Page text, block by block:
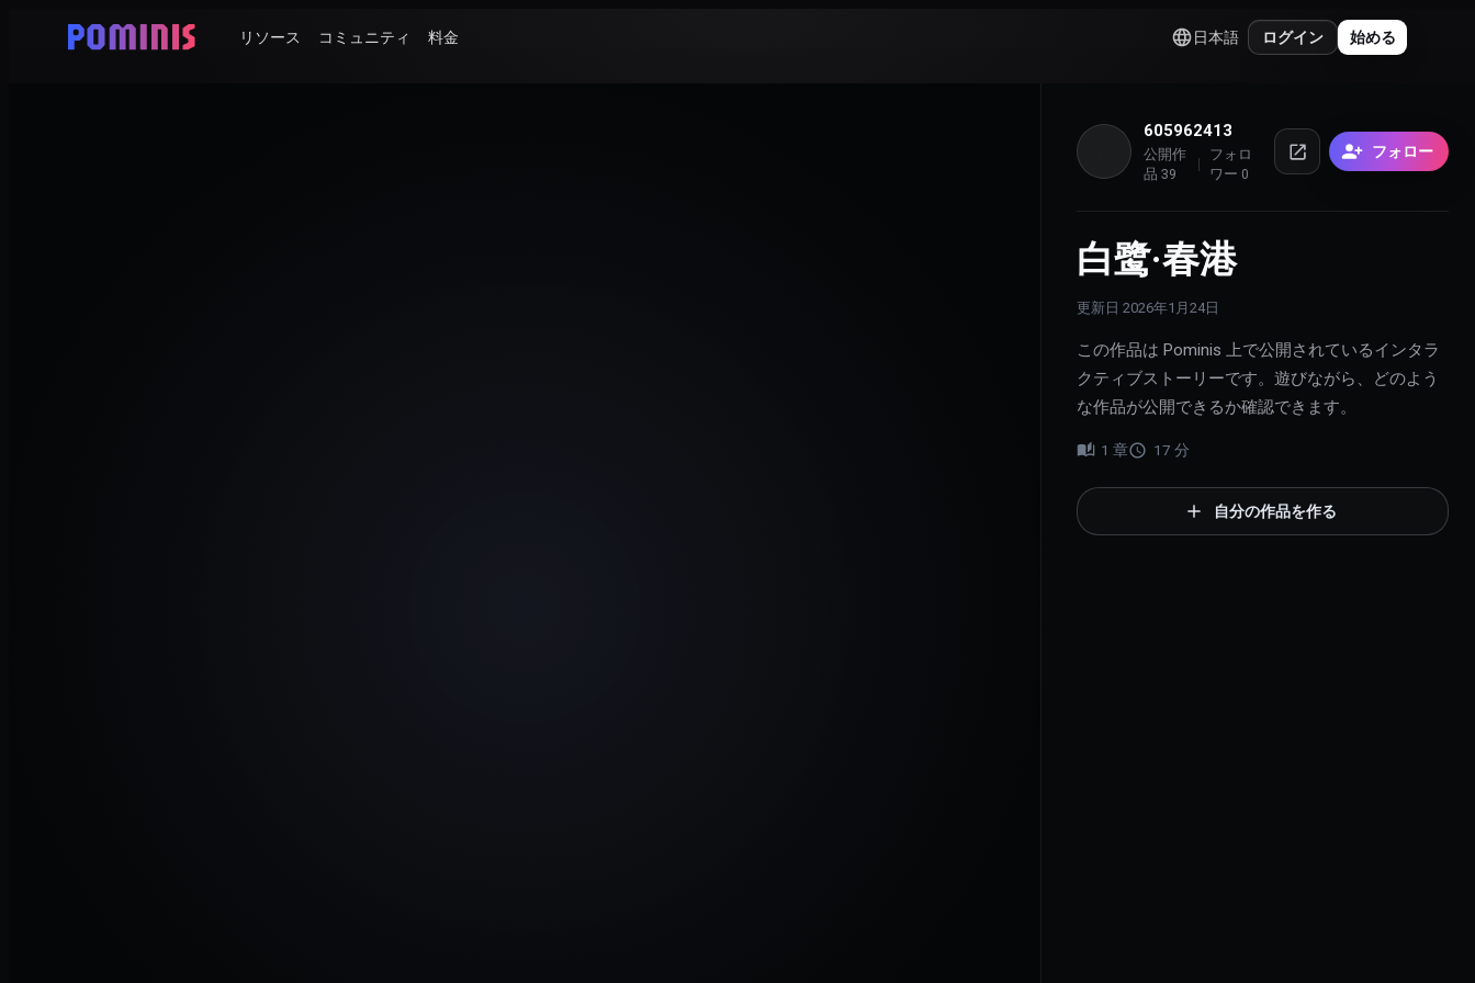
リソース コミュニティ 料金 日本語 ログイン 始める
605962413
公開作
品 39
フォロ
ワー 0
フォロー
白鹭·春港
更新日 2026年1月24日
この作品は Pominis 上で公開されているインタラ
クティブストーリーです。遊びながら、どのよう
な作品が公開できるか確認できます。
1 章 17 分
自分の作品を作る